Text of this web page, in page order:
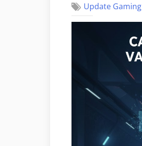
Update Gaming